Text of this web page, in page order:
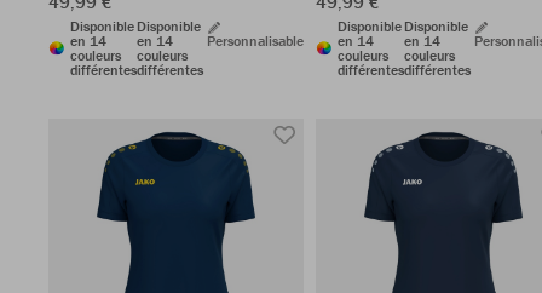
Disponible
en 14
couleurs
différentes
Disponible
en 14
couleurs
différentes
Personnalisable
Disponible
en 14
couleurs
différentes
Disponible
en 14
couleurs
différentes